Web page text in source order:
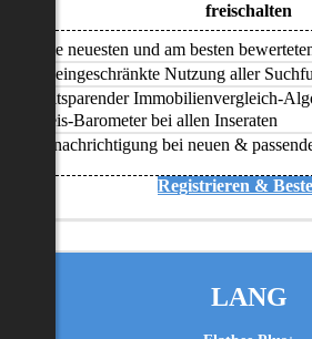
freischalten
Alle neuesten und am besten
Uneingeschränkte Nutzung aller
Zeitsparender Immobilienvergleich-
Preis-Barometer bei allen Inseraten
Benachrichtigung bei neuen &
Registrieren &
LANG